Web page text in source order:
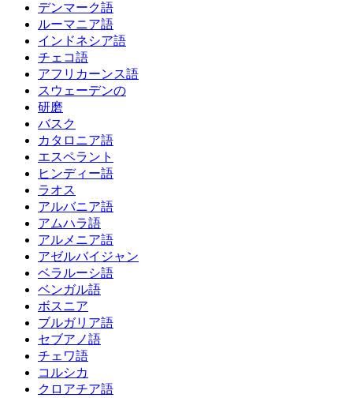
デンマーク語
ルーマニア語
インドネシア語
チェコ語
アフリカーンス語
スウェーデンの
研磨
バスク
カタロニア語
エスペラント
ヒンディー語
ラオス
アルバニア語
アムハラ語
アルメニア語
アゼルバイジャン
ベラルーシ語
ベンガル語
ボスニア
ブルガリア語
セブアノ語
チェワ語
コルシカ
クロアチア語